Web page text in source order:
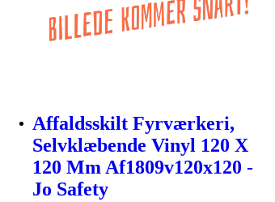
Affaldsskilt Fyrværkeri,
Selvklæbende Vinyl 120 X
120 Mm Af1809v120x120 -
Jo Safety